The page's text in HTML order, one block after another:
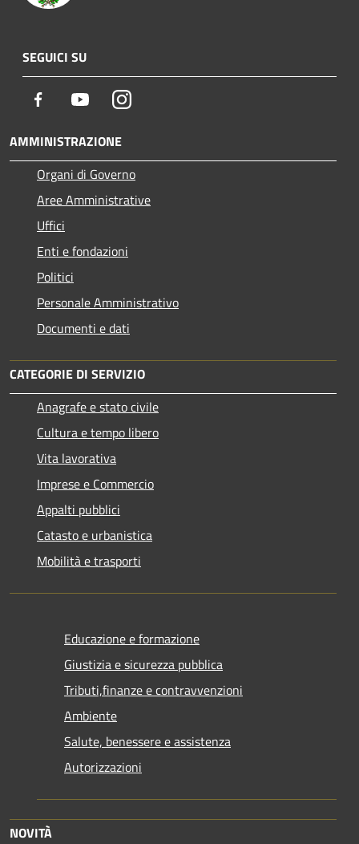
SEGUICI SU
Facebook YoutubeInstagram
AMMINISTRAZIONE
Organi di Governo
Aree Amministrative
Uffici
Enti e fondazioni
Politici
Personale Amministrativo
Documenti e dati
CATEGORIE DI SERVIZIO
Anagrafe e stato civile
Cultura e tempo libero
Vita lavorativa
Imprese e Commercio
Appalti pubblici
Catasto e urbanistica
Mobilità e trasporti
Educazione e formazione
Giustizia e sicurezza pubblica
Tributi,finanze e contravvenzioni
Ambiente
Salute, benessere e assistenza
Autorizzazioni
NOVITÀ